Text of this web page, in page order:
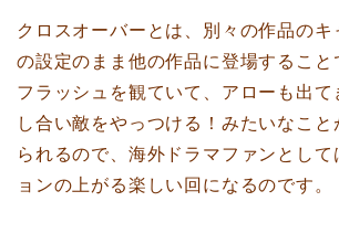
クロスオーバーとは、別々の作品のキ
の設定のまま他の作品に登場すること
フラッシュを観ていて、アローも出て
し合い敵をやっつける！みたいなこと
られるので、海外ドラマファンとして
ョンの上がる楽しい回になるのです。